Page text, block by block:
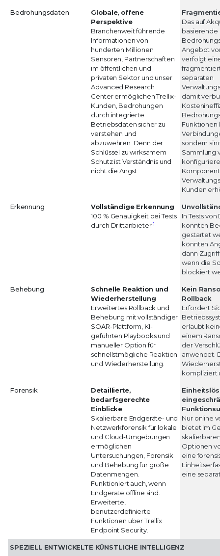
Bedrohungsdaten
Globale, offene
Perspektive
Branchenweit führende
Informationen von
hunderten Millionen
Sensoren, Partnerschaften
im öffentlichen und
privaten Sektor und unser
Advanced Research
Center ermöglichen Trellix-
Kunden, Bedrohungen
durch integrierte
Betriebsdaten sicher zu
verstehen und
abzuwehren. Denn der
Schlüssel zu wirksamem
Schutz ist Verständnis und
nicht die Angst.
Das auf
basierende
Angebot
verfolgt
separaten
damit
Funktionen
sondern
Sammlung
Kunden
Erkennung
Vollständige Erkennung
100 % Genauigkeit bei Tests
durch Drittanbieter.1
In Tests
konnten
gestartet
könnten
dann
wenn die
blockiert
Behebung
Schnelle Reaktion und
Wiederherstellung
Erweitertes Rollback und
Behebung mit vollständiger
SOAR-Plattform, KI-
geführten Playbooks und
manueller Option für
schnellstmögliche Reaktion
und Wiederherstellung.
Kein
Rollback
Erfordert
erlaubt
einem
der
anwendet.
kompliziert
Forensik
Detaillierte,
bedarfsgerechte
Einblicke
Skalierbare Endgeräte- und
Netzwerkforensik für lokale
und Cloud-Umgebungen
ermöglichen
Untersuchungen, Forensik
und Behebung für große
Datenmengen.
Funktioniert auch, wenn
Endgeräte offline sind.
Erweiterte,
benutzerdefinierte
Funktionen über Trellix
Endpoint Security.
Nur online
bietet im
Optionen
eine
eine
SPEZIELL ENTWICKELTE KÜNSTLICHE INTELLIGENZ